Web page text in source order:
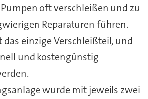
oft verschleißen und zu
Reparaturen führen.
das einzige Verschleißteil, und
und kostengünstig
wurde mit jeweils zwei